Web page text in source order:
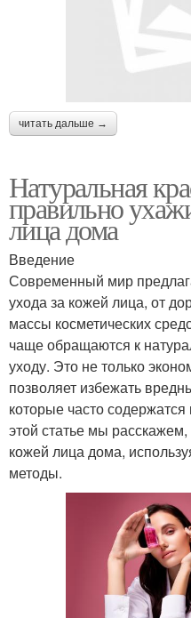
читать дальше →
Натуральная
правильно
лица дома
Введение
Современный мир
ухода за кожей лица, от
массы косметических
чаще обращаются к
уходу. Это не только
позволяет избежать
которые часто
этой статье мы
кожей лица дома,
методы.